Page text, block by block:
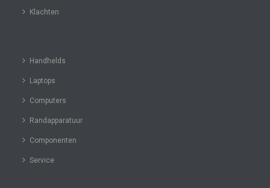
Klachten
Handhelds
Laptops
Computers
Randapparatuur
Componenten
Service